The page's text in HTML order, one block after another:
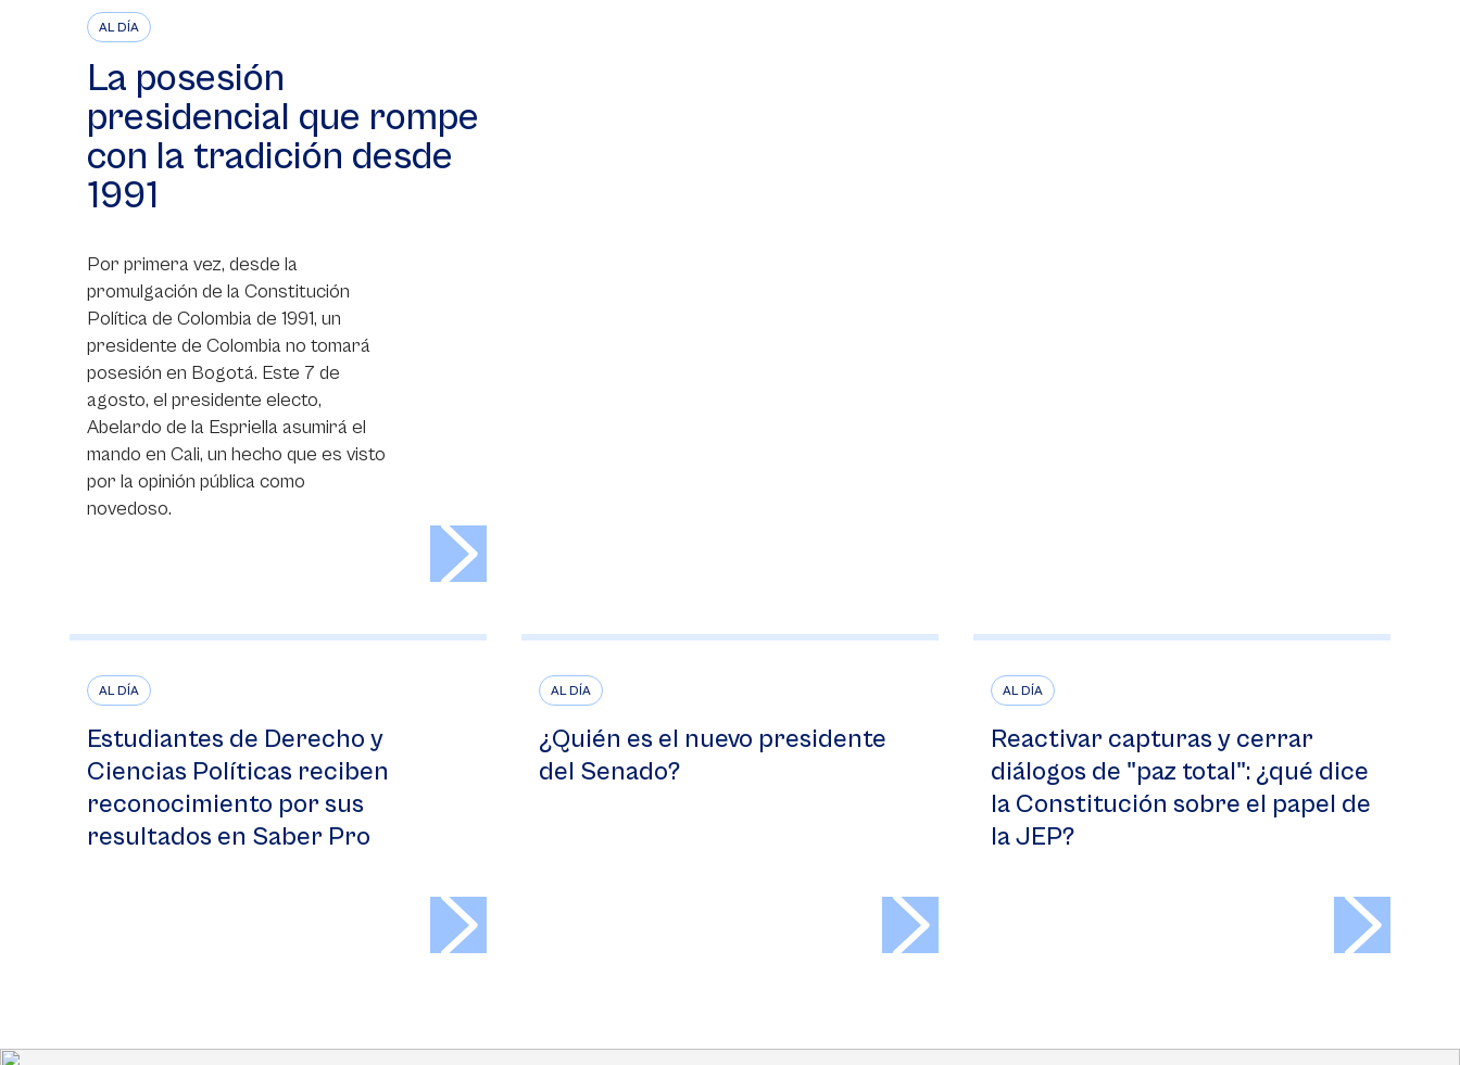
AL DÍA
La posesión
presidencial que rompe
con la tradición desde
1991
Por primera vez, desde la
promulgación de la Constitución
Política de Colombia de 1991, un
presidente de Colombia no tomará
posesión en Bogotá. Este 7 de
agosto, el presidente electo,
Abelardo de la Espriella asumirá el
mando en Cali, un hecho que es visto
por la opinión pública como
novedoso.
AL DÍA
Estudiantes de Derecho y
Ciencias Políticas reciben
reconocimiento por sus
resultados en Saber Pro
AL DÍA
¿Quién es el nuevo presidente
del Senado?
AL DÍA
Reactivar capturas y cerrar
diálogos de "paz total": ¿qué dice
la Constitución sobre el papel de
la JEP?